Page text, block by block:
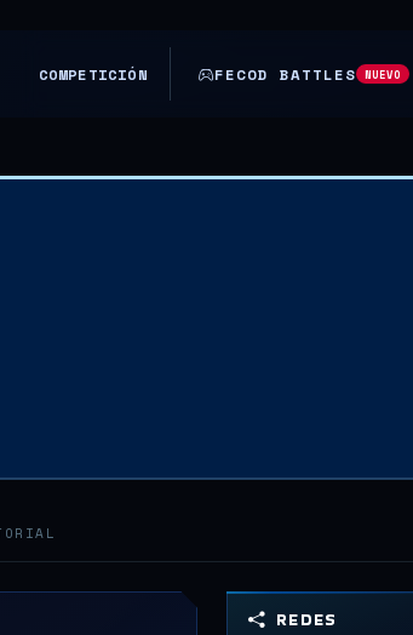
COMPETICIÓN FECOD BATTLES NUEVO
REDES